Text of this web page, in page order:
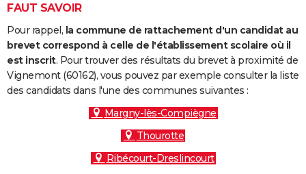
S'inscrire
Se connecter
Lycées
Collèges
Primaires
Universités
Entreprises
Service militaire
Avis de recherche
AVIS DE DÉCÈS
FORUM
FAUT SAVOIR
Pour rappel, la commune de rattachement d'un candidat au
brevet correspond à celle de l'établissement scolaire où il
est inscrit. Pour trouver des résultats du brevet à proximité de
Vignemont (60162), vous pouvez par exemple consulter la liste
des candidats dans l'une des communes suivantes :
Margny-lès-Compiègne
Thourotte
Ribécourt-Dreslincourt